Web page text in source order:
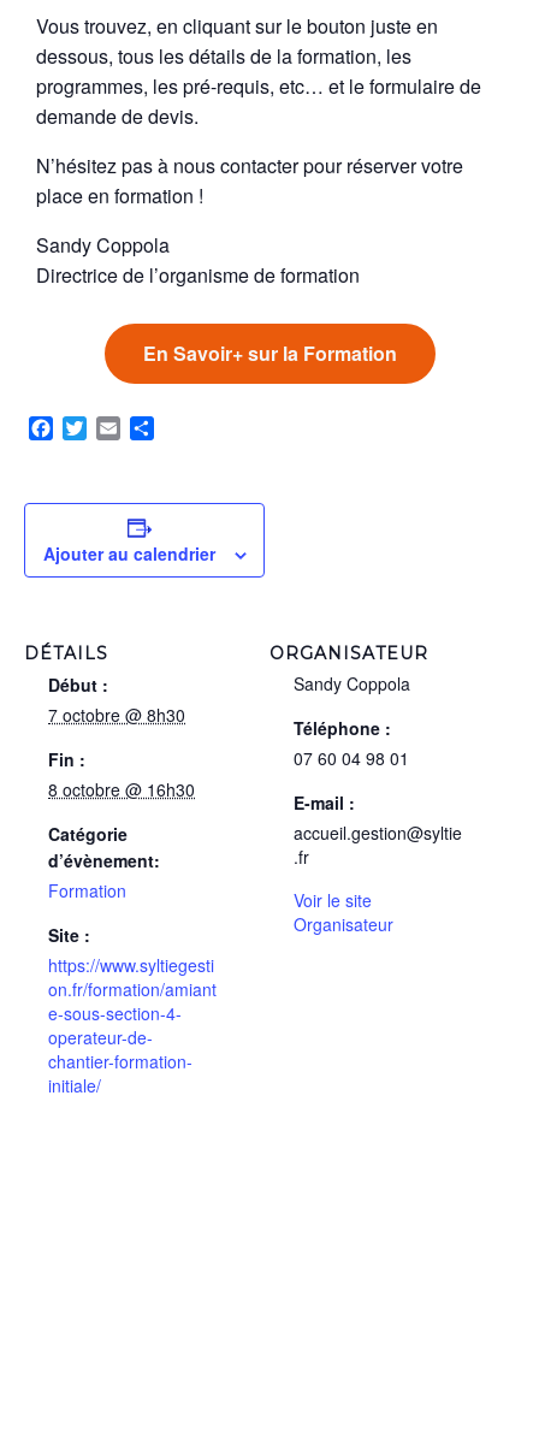
Vous trouvez, en cliquant sur le bouton juste en
dessous, tous les détails de la formation, les
programmes, les pré-requis, etc… et le formulaire de
demande de devis.
N’hésitez pas à nous contacter pour réserver votre
place en formation !
Sandy Coppola
Directrice de l’organisme de formation
En Savoir+ sur la Formation
Facebook
TwitterEmail
Ajouter au calendrier
DÉTAILS
Début :
7 octobre @ 8h30
Fin :
8 octobre @ 16h30
Catégorie
d’évènement:
Formation
Site :
https://www.syltiegesti
on.fr/formation/amiant
e-sous-section-4-
operateur-de-
chantier-formation-
initiale/
ORGANISATEUR
Sandy Coppola
Téléphone :
07 60 04 98 01
E-mail :
accueil.gestion@syltie
.fr
Voir le site
Organisateur